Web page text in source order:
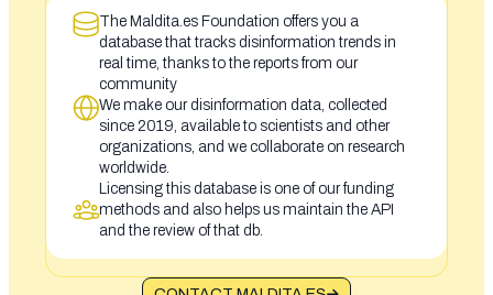
The Maldita.es Foundation offers you a
database that tracks disinformation trends in
real time, thanks to the reports from our
community
We make our disinformation data, collected
since 2019, available to scientists and other
organizations, and we collaborate on research
worldwide.
Licensing this database is one of our funding
methods and also helps us maintain the API
and the review of that db.